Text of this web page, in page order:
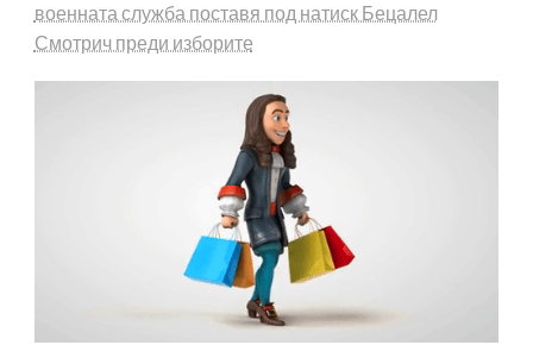
военната служба поставя под натиск Бецалел
Смотрич преди изборите